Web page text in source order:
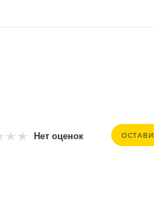
Нет оценок